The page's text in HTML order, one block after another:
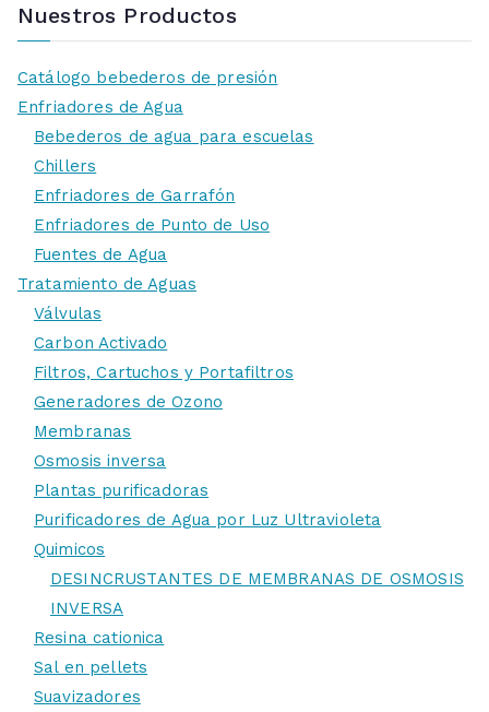
Nuestros Productos
Catálogo bebederos de presión
Enfriadores de Agua
Bebederos de agua para escuelas
Chillers
Enfriadores de Garrafón
Enfriadores de Punto de Uso
Fuentes de Agua
Tratamiento de Aguas
Válvulas
Carbon Activado
Filtros, Cartuchos y Portafiltros
Generadores de Ozono
Membranas
Osmosis inversa
Plantas purificadoras
Purificadores de Agua por Luz Ultravioleta
Quimicos
DESINCRUSTANTES DE MEMBRANAS DE OSMOSIS
INVERSA
Resina cationica
Sal en pellets
Suavizadores